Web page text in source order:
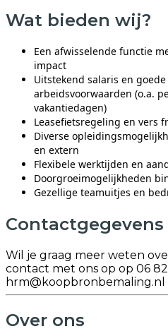
Wat bieden wij?
Een afwisselende functie
impact
Uitstekend salaris en
arbeidsvoorwaarden (o.a.
vakantiedagen)
Leasefietsregeling en vers
Diverse
en extern
Flexibele werktijden en
Doorgroeimogelijkheden
Gezellige teamuitjes en
Contactgegevens
Wil je graag meer weten
contact met ons op op 06
hrm@koopbronbemaling.nl
Over ons